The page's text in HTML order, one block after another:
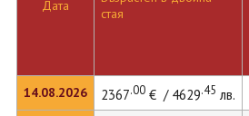
Дата
14.08.2026
стая
2367.00€ / 4629.45 лв.